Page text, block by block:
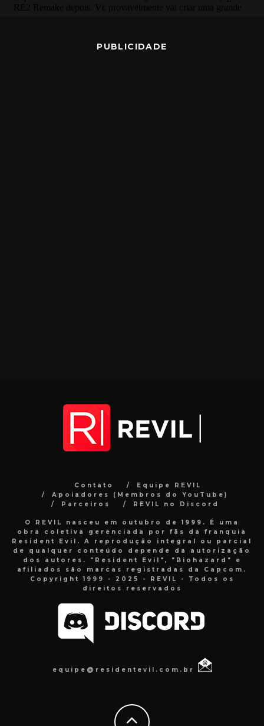
PUBLICIDADE
Contato
Equipe REVIL
Apoiadores (Membros do YouTube)
Parceiros
REVIL no Discord
O REVIL nasceu em outubro de 1999. É uma
obra coletiva gerenciada por fãs da franquia
Resident Evil. A reprodução integral ou parcial
de qualquer conteúdo depende da autorização
dos autores. "Resident Evil", "Biohazard" e
afiliados são marcas registradas da Capcom.
Copyright 1999 - 2025 - REVIL - Todos os
direitos reservados
equipe@residentevil.com.br